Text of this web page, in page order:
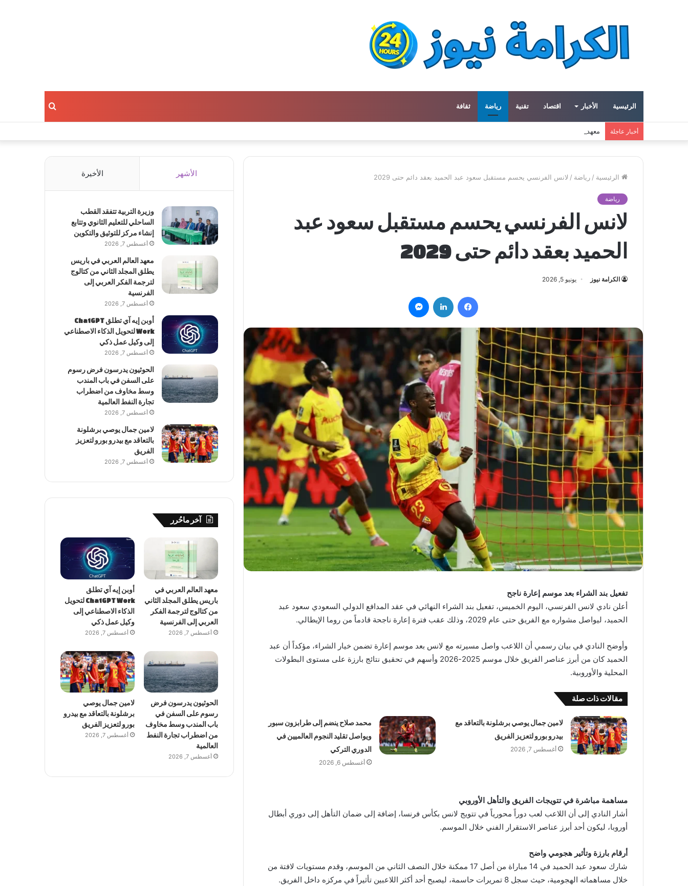
الرئيسية الأخبار اقتصاد تقنية رياضة ثقافة بحث
أخبار عاجلة معهد العالم العربي في باريس يطلق المجلد الثاني من كتالوج لترجمة الفكر العربي إلى الفرنسية
الرئيسية / رياضة / لانس الفرنسي يحسم مستقبل سعود عبد الحميد بعقد دائم حتى 2029
رياضة
لانس الفرنسي يحسم مستقبل سعود عبد
الحميد بعقد دائم حتى 2029
الكرامة نيوز يونيو 5, 2026
فيسبوك لينكدإن
تفعيل بند الشراء بعد موسم إعارة ناجح
أعلن نادي لانس الفرنسي، اليوم الخميس، تفعيل بند الشراء النهائي في عقد المدافع الدولي السعودي سعود عبد
الحميد، ليواصل مشواره مع الفريق حتى عام 2029، وذلك عقب فترة إعارة ناجحة قادماً من روما الإيطالي.
وأوضح النادي في بيان رسمي أن اللاعب واصل مسيرته مع لانس بعد موسم إعارة تضمن خيار الشراء، مؤكداً أن عبد
الحميد كان من أبرز عناصر الفريق خلال موسم 2025-2026 وأسهم في تحقيق نتائج بارزة على مستوى البطولات
المحلية والأوروبية.
مقالات ذات صلة
لامين جمال يوصي برشلونة بالتعاقد مع
بيدرو بورو لتعزيز الفريق
أغسطس 7, 2026
محمد صلاح ينضم إلى طرابزون سبور
ويواصل تقليد النجوم العالميين في
الدوري التركي
أغسطس 6, 2026
مساهمة مباشرة في تتويجات الفريق والتأهل الأوروبي
أشار النادي إلى أن اللاعب لعب دوراً محورياً في تتويج لانس بكأس فرنسا، إضافة إلى ضمان التأهل إلى دوري أبطال
أوروبا، ليكون أحد أبرز عناصر الاستقرار الفني خلال الموسم.
أرقام بارزة وتأثير هجومي واضح
شارك سعود عبد الحميد في 14 مباراة من أصل 17 ممكنة خلال النصف الثاني من الموسم، وقدم مستويات لافتة من
خلال مساهماته الهجومية، حيث سجل 8 تمريرات حاسمة، ليصبح أحد أكثر اللاعبين تأثيراً في مركزه داخل الفريق.
الأشهر الأخيرة
وزيرة التربية تتفقد القطب
الساحلي للتعليم الثانوي وتتابع
إنشاء مركز للتوثيق والتكوين
أغسطس 7, 2026
معهد العالم العربي في باريس
يطلق المجلد الثاني من كتالوج
لترجمة الفكر العربي إلى
الفرنسية
أغسطس 7, 2026
أوبن إيه آي تطلق ChatGPT
Work لتحويل الذكاء الاصطناعي
إلى وكيل عمل ذكي
أغسطس 7, 2026
الحوثيون يدرسون فرض رسوم
على السفن في باب المندب
وسط مخاوف من اضطراب
تجارة النفط العالمية
أغسطس 7, 2026
لامين جمال يوصي برشلونة
بالتعاقد مع بيدرو بورو لتعزيز
الفريق
أغسطس 7, 2026
آخر ماحُرر
معهد العالم العربي في
باريس يطلق المجلد الثاني
من كتالوج لترجمة الفكر
العربي إلى الفرنسية
أغسطس 7, 2026
أوبن إيه آي تطلق
ChatGPT Work لتحويل
الذكاء الاصطناعي إلى
وكيل عمل ذكي
أغسطس 7, 2026
الحوثيون يدرسون فرض
رسوم على السفن في
باب المندب وسط مخاوف
من اضطراب تجارة النفط
العالمية
أغسطس 7, 2026
لامين جمال يوصي
برشلونة بالتعاقد مع بيدرو
بورو لتعزيز الفريق
أغسطس 7, 2026